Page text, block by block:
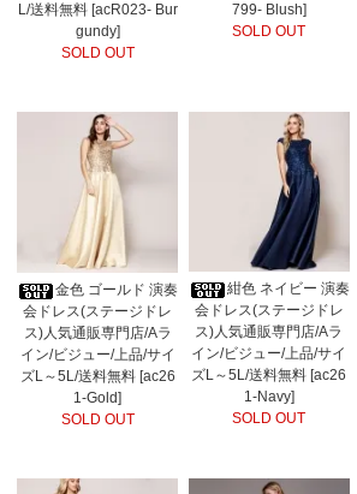
L/送料無料 [acR023- Bur
gundy]
SOLD OUT
799- Blush]
SOLD OUT
金色 ゴールド 演奏
会ドレス(ステージドレ
ス)人気通販専門店/Aラ
イン/ビジュー/上品/サイ
ズL～5L/送料無料 [ac26
1-Gold]
SOLD OUT
紺色 ネイビー 演奏
会ドレス(ステージドレ
ス)人気通販専門店/Aラ
イン/ビジュー/上品/サイ
ズL～5L/送料無料 [ac26
1-Navy]
SOLD OUT